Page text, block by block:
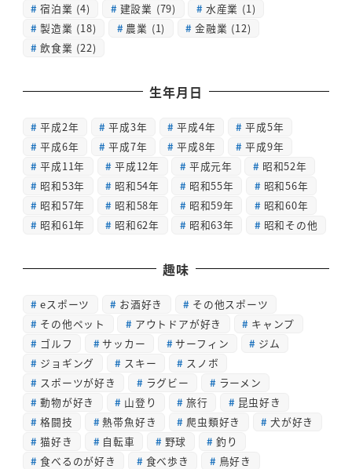
宿泊業 (4) 建設業 (79) 水産業 (1)
製造業 (18) 農業 (1) 金融業 (12)
飲食業 (22)
生年月日
平成2年 平成3年 平成4年
平成5年
平成6年
平成7年 平成8年
平成9年
平成11年
平成12年 平成元年
昭和52年
昭和53年
昭和54年 昭和55年
昭和56年
昭和57年
昭和58年 昭和59年
昭和60年
昭和61年
昭和62年 昭和63年 昭和その他
趣味
eスポーツ お酒好き
その他スポーツ
その他ペット
アウトドアが好き
キャンプ
ゴルフ
サッカー サーフィン
ジム
ジョギング
スキー
スノボ
スポーツが好き
ラグビー
ラーメン
動物が好き
山登り 旅行
昆虫好き
格闘技
熱帯魚好き 爬虫類好き
犬が好き
猫好き
自転車 野球
釣り
食べるのが好き
食べ歩き 鳥好き